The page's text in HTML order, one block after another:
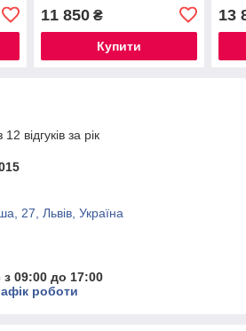
11 850₴
Купити
13
відгуків за рік
27, Львів, Україна
09:00 до 17:00
роботи